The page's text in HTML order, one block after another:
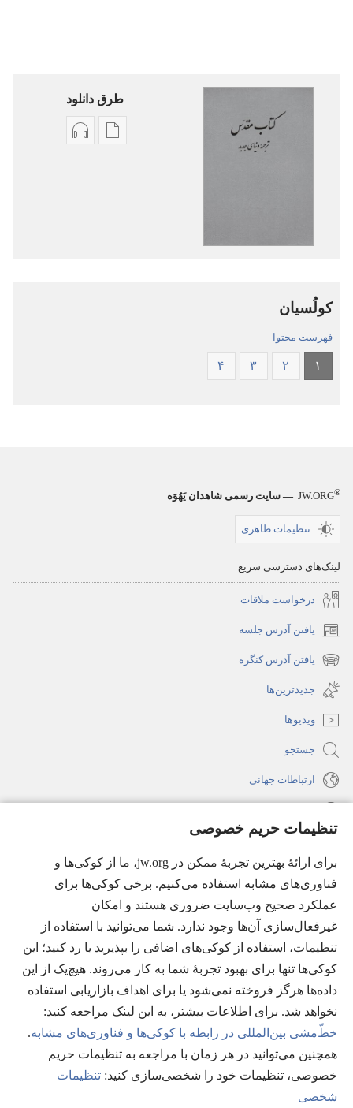
تنظیمات حریم خصوصی
برای ارائهٔ بهترین تجربهٔ ممکن در jw.org، ما از کوکی‌ها و
فناوری‌های مشابه استفاده می‌کنیم. برخی کوکی‌ها برای
عملکرد صحیح وب‌سایت ضروری هستند و امکان
غیرفعال‌سازی آن‌ها وجود ندارد. شما می‌توانید با استفاده از
تنظیمات، استفاده از کوکی‌های اضافی را بپذیرید یا رد کنید؛ این
کوکی‌ها تنها برای بهبود تجربهٔ شما به کار می‌روند. هیچ‌یک از این
داده‌ها هرگز فروخته نمی‌شود یا برای اهداف بازاریابی استفاده
نخواهد شد. برای اطلاعات بیشتر، به این لینک مراجعه کنید:‏
خطّ‌مشی بین‌المللی در رابطه با کوکی‌ها و فناوری‌های مشابه.
همچنین می‌توانید در هر زمان با مراجعه به تنظیمات حریم
خصوصی، تنظیمات خود را شخصی‌سازی کنید:‏ تنظیمات
شخصی
طرق دانلود
گزینۀ گزینۀ
کولُسیان
فهرست محتوا
۱ ۲ ۳ ۴
JW.ORG® — سایت رسمی شاهدان یَهُوَه
تنظیمات ظاهری
لینک‌های دسترسی سریع
درخواست ملاقات
یافتن آدرس جلسه
(پنجره‌ای
جدید
می‌شود)
یافتن آدرس کنگره
(پنجره‌ای
جدید
باز
می‌شود)
جدیدترین‌ها
ویدیوها
جستجو
ارتباطات جهانی
(پنجره‌ای
جدید
می‌شود)
کتابخانهٔ آنلاین نشریات شاهدان یَهُوَه
(پنجره‌ای
جدید
می‌شود)
JW Hub
®
(پنجره‌ای
باز
می‌شود)
®
JW Library
Watchtower Library
© 2026 Watch Tower Bible and Tract Society of Pennsylvania.